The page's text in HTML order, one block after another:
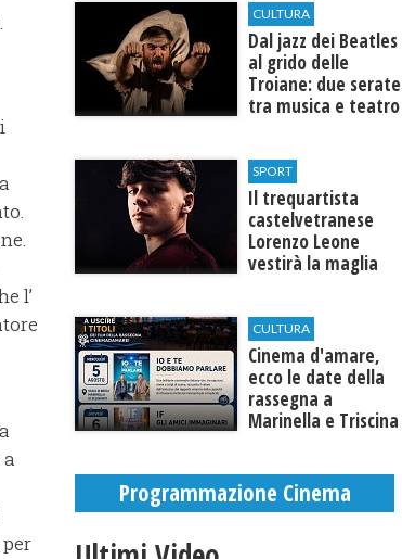
l’
Castelvetrano."
CULTURA
Dal jazz dei Beatles
al grido delle
Troiane: due serate
tra musica e teatro
SPORT
Il trequartista
castelvetranese
Lorenzo Leone
vestirà la maglia
CULTURA
Cinema d'amare,
ecco le date della
rassegna a
Marinella e Triscina
Programmazione Cinema